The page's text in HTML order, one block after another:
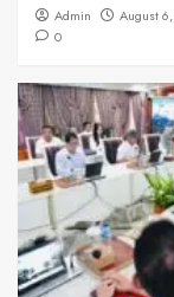
Admin
August
0